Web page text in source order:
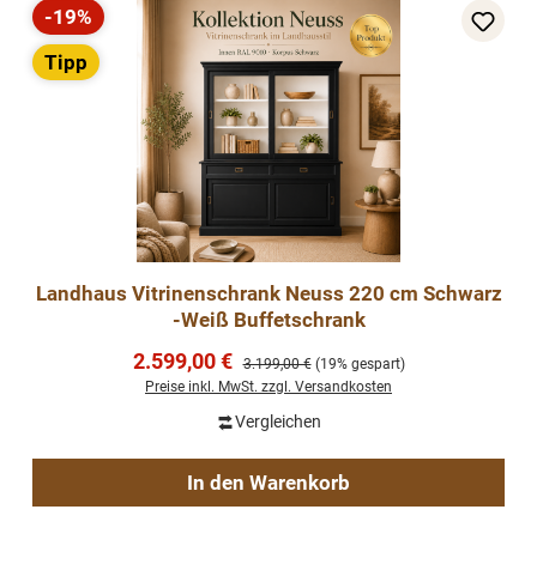
Rabatt
-19%
Tipp
Landhaus Vitrinenschrank Neuss 220 cm Schwarz
-Weiß Buffetschrank
Verkaufspreis:
2.599,00 € Regulärer Preis:
3.199,00 € (19% gespart)
Preise inkl. MwSt. zzgl. Versandkosten
Vergleichen
In den Warenkorb